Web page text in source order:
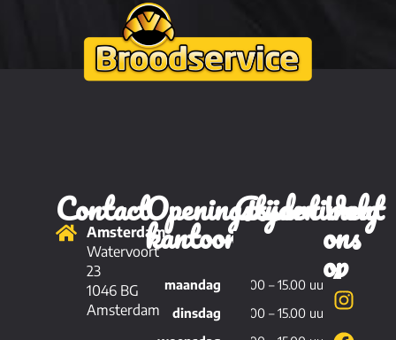
Contact
Amsterdam
Watervoort
23
1046 BG
Amsterdam
Openingstijden
kantoor
maandag
11.00 – 15.00 uur
dinsdag
11.00 – 15.00 uur
Assortiment
Viennoiserie
Patisserie
Volg
ons
op